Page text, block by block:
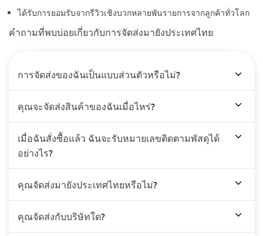
ได้รับการยอมรับจากรีวิวเชิงบวกหลายพันรายการจากลูกค้าทั่วโลก
คำถามที่พบบ่อยเกี่ยวกับการจัดส่งมายังประเทศไทย
การจัดส่งของฉันเป็นแบบส่วนตัวหรือไม่?
คุณจะจัดส่งสินค้าของฉันเมื่อไหร่?
เมื่อฉันสั่งซื้อแล้ว ฉันจะรับหมายเลขติดตามพัสดุได้
อย่างไร?
คุณจัดส่งมายังประเทศไทยหรือไม่?
คุณจัดส่งกับบริษัทใด?